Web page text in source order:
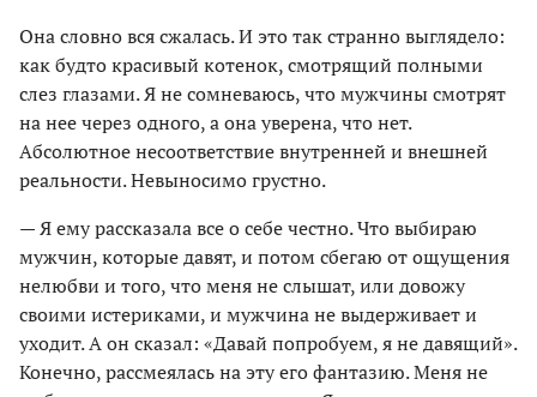
Она словно вся сжалась. И это так странно выглядело:
как будто красивый котенок, смотрящий полными
слез глазами. Я не сомневаюсь, что мужчины смотрят
на нее через одного, а она уверена, что нет.
Абсолютное несоответствие внутренней и внешней
реальности. Невыносимо грустно.
— Я ему рассказала все о себе честно. Что выбираю
мужчин, которые давят, и потом сбегаю от ощущения
нелюбви и того, что меня не слышат, или довожу
своими истериками, и мужчина не выдерживает и
уходит. А он сказал: «Давай попробуем, я не давящий».
Конечно, рассмеялась на эту его фантазию. Меня не